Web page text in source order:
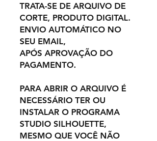
TRATA-SE DE ARQUIVO DE
CORTE, PRODUTO DIGITAL.
ENVIO AUTOMÁTICO NO
SEU EMAIL,
APÓS APROVAÇÃO DO
PAGAMENTO.
PARA ABRIR O ARQUIVO É
NECESSÁRIO TER OU
INSTALAR O PROGRAMA
STUDIO SILHOUETTE,
MESMO QUE VOCÊ NÃO